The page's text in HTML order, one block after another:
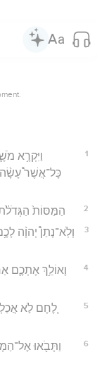
1
וַיִּקְרָ֥א
כָּל־אֲשֶׁר֩ עָשָׂ֨ה
2 הַמַּסּוֹת֙
3
וְלֹֽא־נָתַן֩ יְהוָ֨ה
4
וָאוֹלֵ֥ךְ אֶתְכֶ֛ם
5
לֶ֚חֶם לֹ֣א
6
וַתָּבֹ֖אוּ